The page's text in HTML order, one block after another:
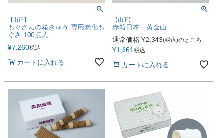
【山正】
もぐさんの箱きゅう 専用炭化も
ぐさ 100点入
¥7,260税込
カートに入れる
【山正】
赤箱日本一黄金山
通常価格 ¥2,343(税込)のところ
¥1,661 税込
カートに入れる